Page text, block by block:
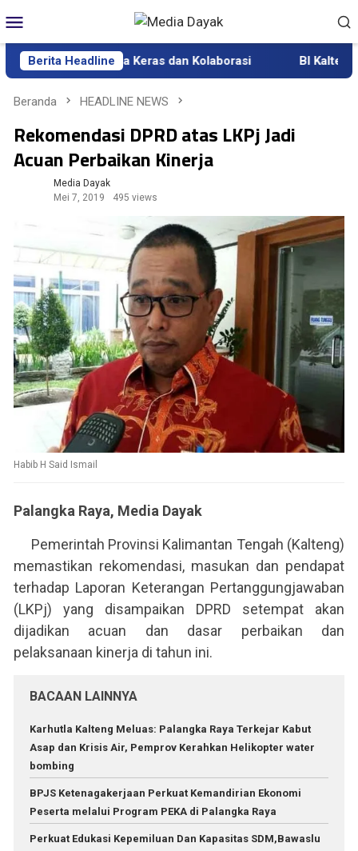
ke
kontenMobile
Berita Headline
Kerja Keras dan Kolaborasi BI Kalteng
Beranda HEADLINE NEWS
Rekomendasi DPRD atas LKPj Jadi
Acuan Perbaikan Kinerja
Media Dayak
Mei 7, 2019
495 views
Habib H Said Ismail
Palangka Raya, Media Dayak
Pemerintah Provinsi Kalimantan Tengah (Kalteng)
memastikan rekomendasi, masukan dan pendapat
terhadap Laporan Keterangan Pertanggungjawaban
(LKPj) yang disampaikan DPRD setempat akan
dijadikan acuan dan dasar perbaikan dan
pelaksanaan kinerja di tahun ini.
BACAAN LAINNYA
Karhutla Kalteng Meluas: Palangka Raya Terkejar Kabut
Asap dan Krisis Air, Pemprov Kerahkan Helikopter water
bombing
BPJS Ketenagakerjaan Perkuat Kemandirian Ekonomi
Peserta melalui Program PEKA di Palangka Raya
Perkuat Edukasi Kepemiluan Dan Kapasitas SDM,Bawaslu